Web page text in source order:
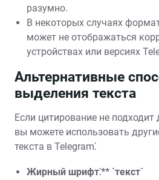
разумно.
В некоторых случаях
может не отображаться
устройствах или версиях
Альтернативные
выделения текста
Если цитирование не подходит
вы можете использовать
текста в Telegram⁚
Жирный шрифт⁚** `текст`